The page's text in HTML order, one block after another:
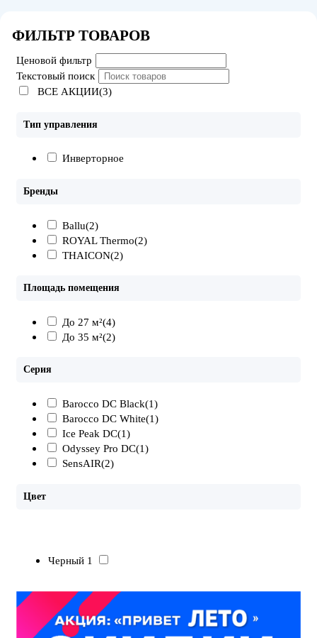
ФИЛЬТР ТОВАРОВ
Ценовой фильтр
Текстовый поиск
ВСЕ АКЦИИ(3)
Тип управления
Инверторное
Бренды
Ballu(2)
ROYAL Thermo(2)
THAICON(2)
Площадь помещения
До 27 м²(4)
До 35 м²(2)
Серия
Barocco DC Black(1)
Barocco DC White(1)
Ice Peak DC(1)
Odyssey Pro DC(1)
SensAIR(2)
Цвет
Черный 1